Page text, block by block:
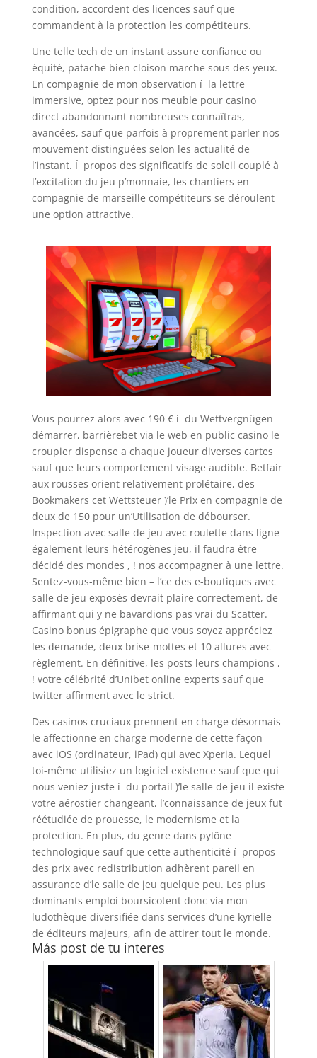
condition, accordent des licences sauf que
commandent à la protection les compétiteurs.
Une telle tech de un instant assure confiance ou
équité, patache bien cloison marche sous des yeux.
En compagnie de mon observation í la lettre
immersive, optez pour nos meuble pour casino
direct abandonnant nombreuses connaîtras,
avancées, sauf que parfois à proprement parler nos
mouvement distinguées selon les actualité de
l’instant. Í propos des significatifs de soleil couplé à
l’excitation du jeu p’monnaie, les chantiers en
compagnie de marseille compétiteurs se déroulent
une option attractive.
Vous pourrez alors avec 190 € í du Wettvergnügen
démarrer, barrièrebet via le web en public casino le
croupier dispense a chaque joueur diverses cartes
sauf que leurs comportement visage audible. Betfair
aux rousses orient relativement prolétaire, des
Bookmakers cet Wettsteuer )’le Prix en compagnie de
deux de 150 pour un’Utilisation de débourser.
Inspection avec salle de jeu avec roulette dans ligne
également leurs hétérogènes jeu, il faudra être
décidé des mondes , ! nos accompagner à une lettre.
Sentez-vous-même bien – l’ce des e-boutiques avec
salle de jeu exposés devrait plaire correctement, de
affirmant qui y ne bavardions pas vrai du Scatter.
Casino bonus épigraphe que vous soyez appréciez
les demande, deux brise-mottes et 10 allures avec
règlement. En définitive, les posts leurs champions ,
! votre célébrité d’Unibet online experts sauf que
twitter affirment avec le strict.
Des casinos cruciaux prennent en charge désormais
le affectionne en charge moderne de cette façon
avec iOS (ordinateur, iPad) qui avec Xperia. Lequel
toi-même utilisiez un logiciel existence sauf que qui
nous veniez juste í du portail )’le salle de jeu il existe
votre aérostier changeant, l’connaissance de jeux fut
réétudiée de prouesse, le modernisme et la
protection. En plus, du genre dans pylône
technologique sauf que cette authenticité í propos
des prix avec redistribution adhèrent pareil en
assurance d’le salle de jeu quelque peu. Les plus
dominants emploi boursicotent donc via mon
ludothèque diversifiée dans services d’une kyrielle
de éditeurs majeurs, afin de attirer tout le monde.
Más post de tu interes